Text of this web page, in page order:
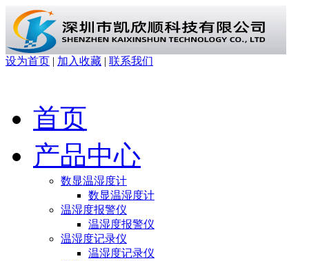
设为首页 | 加入收藏 | 联系我们
首页
产品中心
数显温湿度计
数显温湿度计
温湿度报警仪
温湿度报警仪
温湿度记录仪
温湿度记录仪